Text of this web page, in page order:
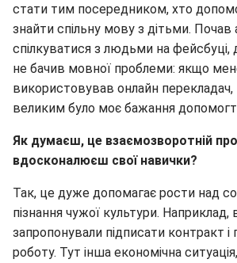
стати тим посередником, хто
знайти спільну мову з дітьми. Почав
спілкуватися з людьми на фейсбуці,
не бачив мовної проблеми: якщо
використовував онлайн перекладач,
великим було моє бажання
Як думаєш, це взаємозворотній
вдосконалюєш свої навички?
Так, це дуже допомагає рости над
пізнання чужої культури. Наприклад,
запропонували підписати контракт і
роботу. Тут інша економічна